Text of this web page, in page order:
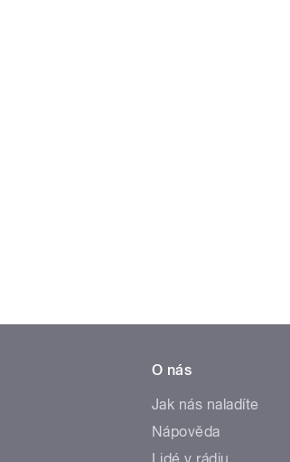
O nás
Jak nás naladíte
Nápověda